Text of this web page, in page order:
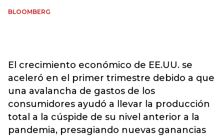
BLOOMBERG
El crecimiento económico de EE.UU. se
aceleró en el primer trimestre debido a que
una avalancha de gastos de los
consumidores ayudó a llevar la producción
total a la cúspide de su nivel anterior a la
pandemia, presagiando nuevas ganancias